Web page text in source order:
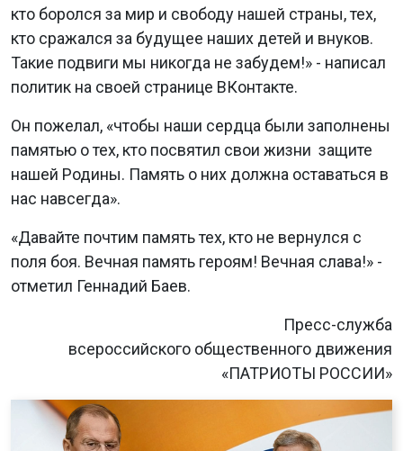
кто боролся за мир и свободу нашей страны, тех,
кто сражался за будущее наших детей и внуков.
Такие подвиги мы никогда не забудем!» - написал
политик на своей странице ВКонтакте.
Он пожелал, «чтобы наши сердца были заполнены
памятью о тех, кто посвятил свои жизни защите
нашей Родины. Память о них должна оставаться в
нас навсегда».
«Давайте почтим память тех, кто не вернулся с
поля боя. Вечная память героям! Вечная слава!» -
отметил Геннадий Баев.
Пресс-служба
всероссийского общественного движения
«ПАТРИОТЫ РОССИИ»